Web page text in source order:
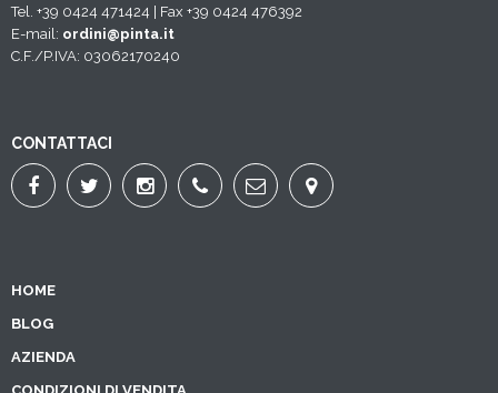
Tel. +39 0424 471424 | Fax +39 0424 476392
E-mail: ordini@pinta.it
C.F./P.IVA: 03062170240
CONTATTACI
HOME
BLOG
AZIENDA